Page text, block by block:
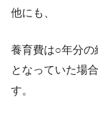
他にも、
養育費は○年分の
となっていた場
す。